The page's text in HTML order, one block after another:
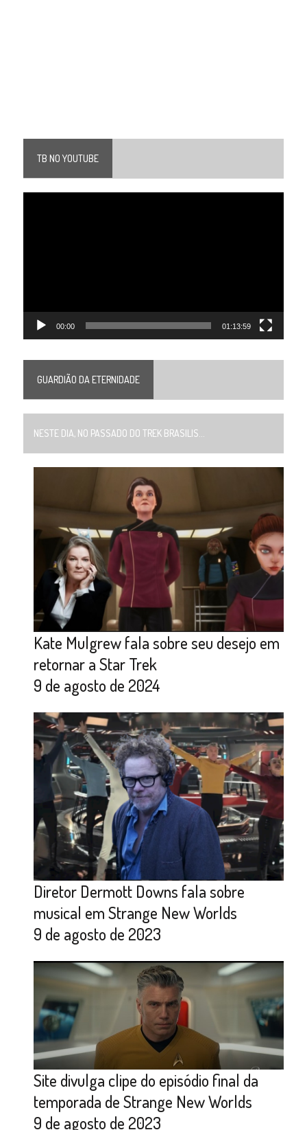
TB NO YOUTUBE
00:00 01:13:59
GUARDIÃO DA ETERNIDADE
NESTE DIA, NO PASSADO DO TREK BRASILIS...
Kate Mulgrew fala sobre seu desejo em
retornar a Star Trek
9 de agosto de 2024
Diretor Dermott Downs fala sobre
musical em Strange New Worlds
9 de agosto de 2023
Site divulga clipe do episódio final da
temporada de Strange New Worlds
9 de agosto de 2023